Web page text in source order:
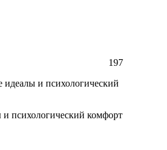
197
психологический комфорт